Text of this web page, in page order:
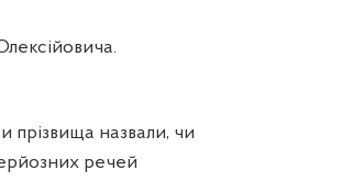
назвали, чи
речей